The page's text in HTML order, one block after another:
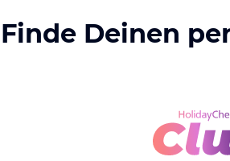
Finde Deinen